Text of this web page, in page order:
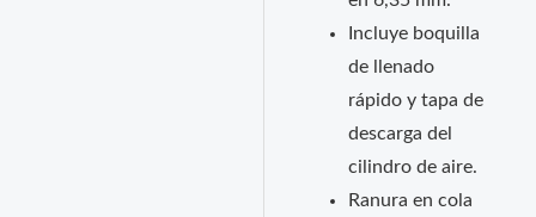
Incluye boquilla
de llenado
rápido y tapa de
descarga del
cilindro de aire.
Ranura en cola